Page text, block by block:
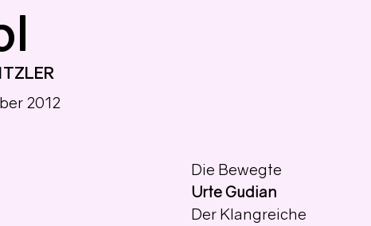
2012
Die Bewegte
Urte Gudian
Der Klangreiche